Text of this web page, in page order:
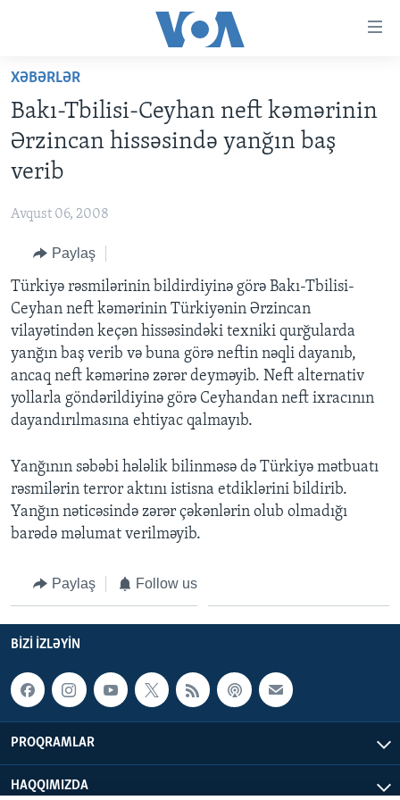
Skip
main
content
main
Navigation
Search
ANA SƏHİFƏ
PROQRAMLAR
AMERIKA İCMALI
FAKTLAR NƏ DEYIR?
AZƏRBAYCAN
UKRAYNA BÖHRANI
İSRAIL-HƏMAS MÜNAQIŞƏSI
ABŞ
ABŞ SEÇKILƏRI 2024
İRAN AZƏRBAYCANI
VIDEOLAR
MEDIA AZADLIĞI
BAŞ MƏQALƏ
LEARNING ENGLISH
Dillər
XƏBƏRLƏR
Bakı-Tbilisi-Ceyhan neft kəmərinin
Ərzincan hissəsində yanğın baş
verib
Avqust 06, 2008
Paylaş
Türkiyə rəsmilərinin bildirdiyinə görə Bakı-Tbilisi-
Ceyhan neft kəmərinin Türkiyənin Ərzincan
vilayətindən keçən hissəsindəki texniki qurğularda
yanğın baş verib və buna görə neftin nəqli dayanıb,
ancaq neft kəmərinə zərər deyməyib. Neft alternativ
yollarla göndərildiyinə görə Ceyhandan neft ixracının
dayandırılmasına ehtiyac qalmayıb.
Yanğının səbəbi hələlik bilinməsə də Türkiyə mətbuatı
rəsmilərin terror aktını istisna etdiklərini bildirib.
Yanğın nəticəsində zərər çəkənlərin olub olmadığı
barədə məlumat verilməyib.
Paylaş Follow us
BIZI IZLƏYIN
PROQRAMLAR
HAQQIMIZDA